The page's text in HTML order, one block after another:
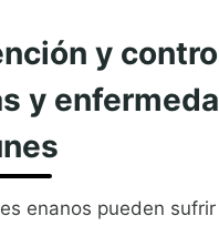
y
y
enanos pueden